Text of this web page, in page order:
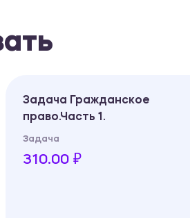
Задача Гражданское
право.Часть 1.
Задача
310.00 ₽